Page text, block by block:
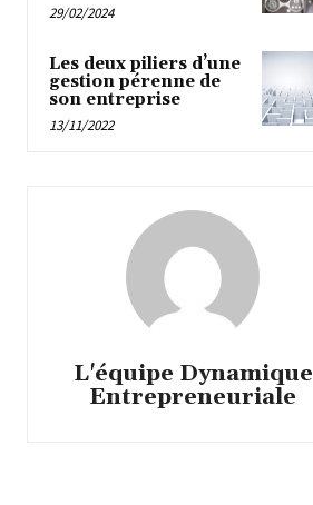
29/02/2024
Les deux piliers d’une
gestion pérenne de
son entreprise
13/11/2022
L'équipe Dynamique
Entrepreneuriale